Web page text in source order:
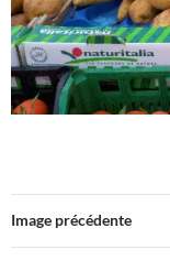
Image précédente